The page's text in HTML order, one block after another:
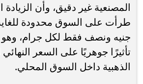
المصنعية غير دقيق، وأن الزيادة
طرأت على السوق محدودة للغاية
جنيه ونصف فقط لكل جرام، وهو
تأثيرًا جوهريًا على السعر
الذهبية داخل السوق المحلي.